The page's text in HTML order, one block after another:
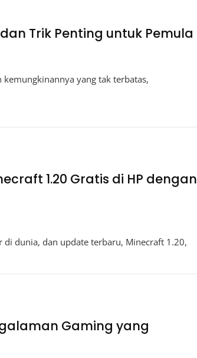
Trik Penting untuk Pemula
yang tak terbatas,
1.20 Gratis di HP dengan
dunia, dan update terbaru, Minecraft 1.20,
Gaming yang